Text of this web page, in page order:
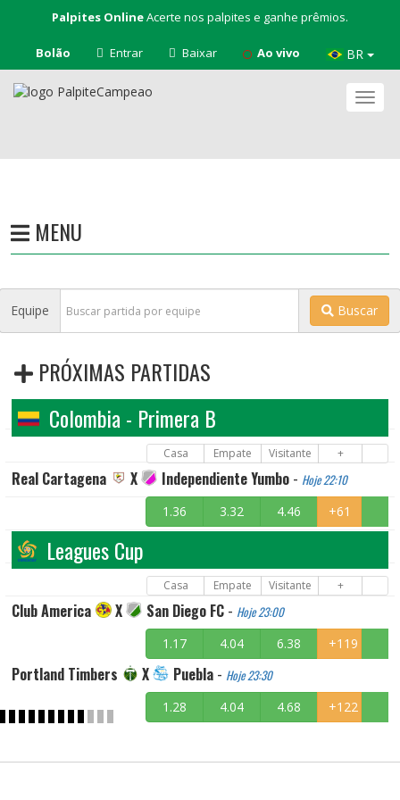
Palpites OnlineAcerte nos palpites e ganhe prêmios.
Bolão Entrar Baixar Ao vivo BR
MENU
Equipe Buscar
PRÓXIMAS PARTIDAS
Colombia - Primera B
Casa Empate Visitante +
Real Cartagena X Independiente Yumbo - Hoje 22:10
1.36 3.32 4.46 +61
Leagues Cup
Casa Empate Visitante +
Club America X San Diego FC - Hoje 23:00
1.17 4.04 6.38 +119
Portland Timbers X Puebla - Hoje 23:30
1.28 4.04 4.68 +122